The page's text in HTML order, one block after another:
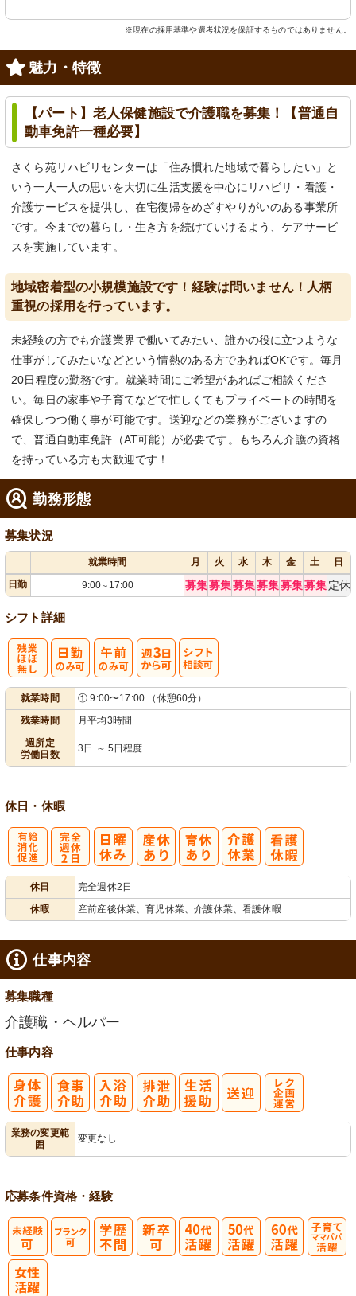
※現在の採用基準や選考状況を保証するものではありません。
魅力・特徴
【パート】老人保健施設で介護職を募集！【普通自
動車免許一種必要】
さくら苑リハビリセンターは「住み慣れた地域で暮らしたい」と
いう一人一人の思いを大切に生活支援を中心にリハビリ・看護・
介護サービスを提供し、在宅復帰をめざすやりがいのある事業所
です。今までの暮らし・生き方を続けていけるよう、ケアサービ
スを実施しています。
地域密着型の小規模施設です！経験は問いません！人柄
重視の採用を行っています。
未経験の方でも介護業界で働いてみたい、誰かの役に立つような
仕事がしてみたいなどという情熱のある方であればOKです。毎月
20日程度の勤務です。就業時間にご希望があればご相談くださ
い。毎日の家事や子育てなどで忙しくてもプライベートの時間を
確保しつつ働く事が可能です。送迎などの業務がございますの
で、普通自動車免許（AT可能）が必要です。もちろん介護の資格
を持っている方も大歓迎です！
勤務形態
募集状況
就業時間 月 火 水 木 金 土
日
日勤
9:00～ 17:00 募集募集募集募集募集募集 定休
シフト詳細
就業時間
① 9:00〜17:00 （休憩60分）
残業時間
月平均3時間
週所定
労働日数
3日 ～ 5日程度
休日・休暇
休日
完全週休2日
休暇
産前産後休業、育児休業、介護休業、看護休暇
仕事内容
募集職種
介護職・ヘルパー
仕事内容
業務の変更範
囲
変更なし
応募条件資格・経験